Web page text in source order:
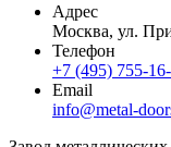
Адрес
Москва, ул.
Телефон
+7 (495) 755-
Email
info@metal-